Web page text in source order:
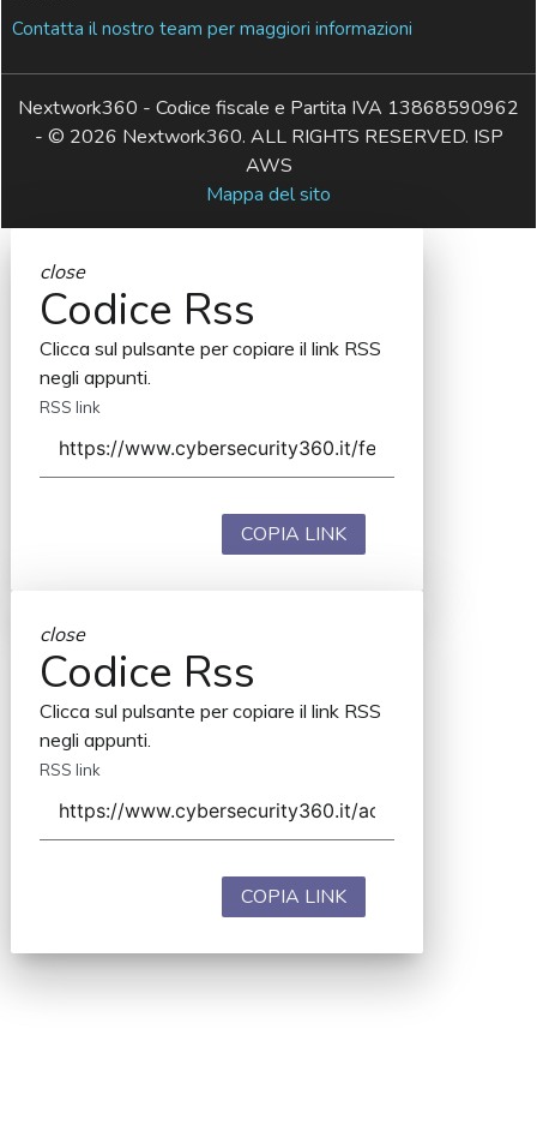
Contatta il nostro team per maggiori informazioni
Nextwork360 - Codice fiscale e Partita IVA 13868590962
- © 2026 Nextwork360. ALL RIGHTS RESERVED. ISP
AWS
Mappa del sito
close
Codice Rss
Clicca sul pulsante per copiare il link RSS
negli appunti.
RSS link
COPIA LINK
close
Codice Rss
Clicca sul pulsante per copiare il link RSS
negli appunti.
RSS link
COPIA LINK